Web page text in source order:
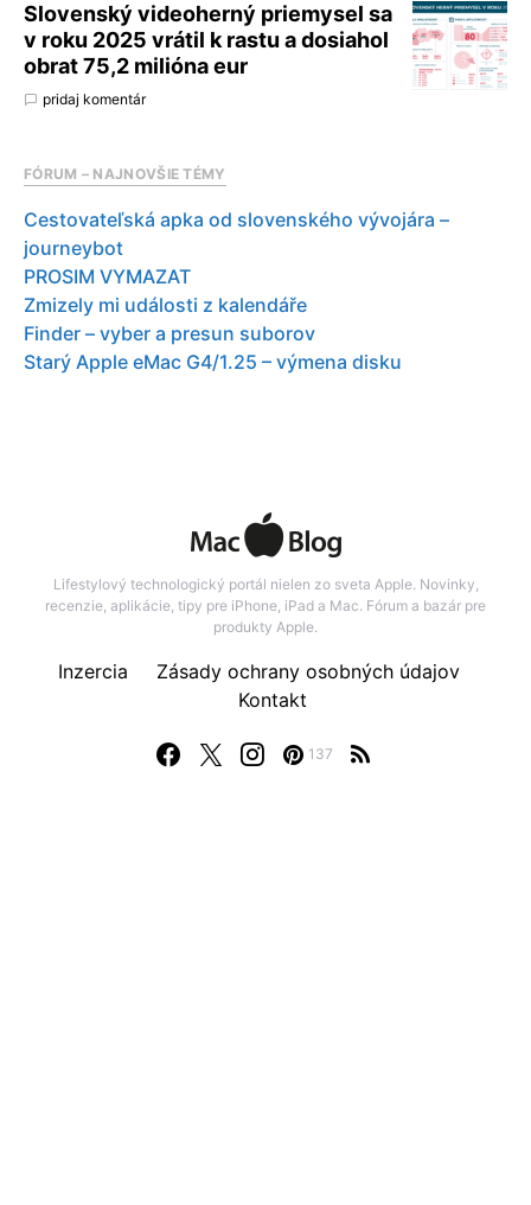
Slovenský videoherný priemysel sa
v roku 2025 vrátil k rastu a dosiahol
obrat 75,2 milióna eur
pridaj komentár
FÓRUM – NAJNOVŠIE TÉMY
Cestovateľská apka od slovenského vývojára –
journeybot
PROSIM VYMAZAT
Zmizely mi události z kalendáře
Finder – vyber a presun suborov
Starý Apple eMac G4/1.25 – výmena disku
Lifestylový technologický portál nielen zo sveta Apple. Novinky,
recenzie, aplikácie, tipy pre iPhone, iPad a Mac. Fórum a bazár pre
produkty Apple.
137
Inzercia
Zásady ochrany osobných údajov
Kontakt